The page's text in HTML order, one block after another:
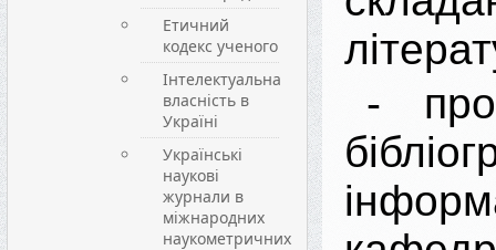
Етичний
кодекс ученого
Інтелектуальна
власність в
Україні
Українські
наукові
журнали в
міжнародних
наукометричних
-